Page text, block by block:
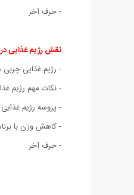
- حرف آخر
نقش رژیم غذایی
- رژیم غذایی
- نکات مهم رژیم
- پروسه رژیم
- کاهش وزن با
- حرف آخر